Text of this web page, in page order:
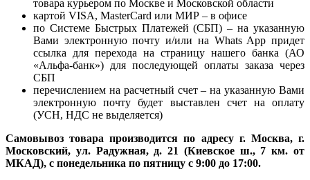
товара курьером по Москве и Московской области
картой VISA, MasterCard или МИР – в офисе
по Системе Быстрых Платежей (СБП) – на указанную
Вами электронную почту и/или на Whats App придет
ссылка для перехода на страницу нашего банка (АО
«Альфа-банк») для последующей оплаты заказа через
СБП
перечислением на расчетный счет – на указанную Вами
электронную почту будет выставлен счет на оплату
(УСН, НДС не выделяется)
Самовывоз товара производится по адресу г. Москва, г.
Московский, ул. Радужная, д. 21 (Киевское ш., 7 км. от
МКАД), с понедельника по пятницу с 9:00 до 17:00.